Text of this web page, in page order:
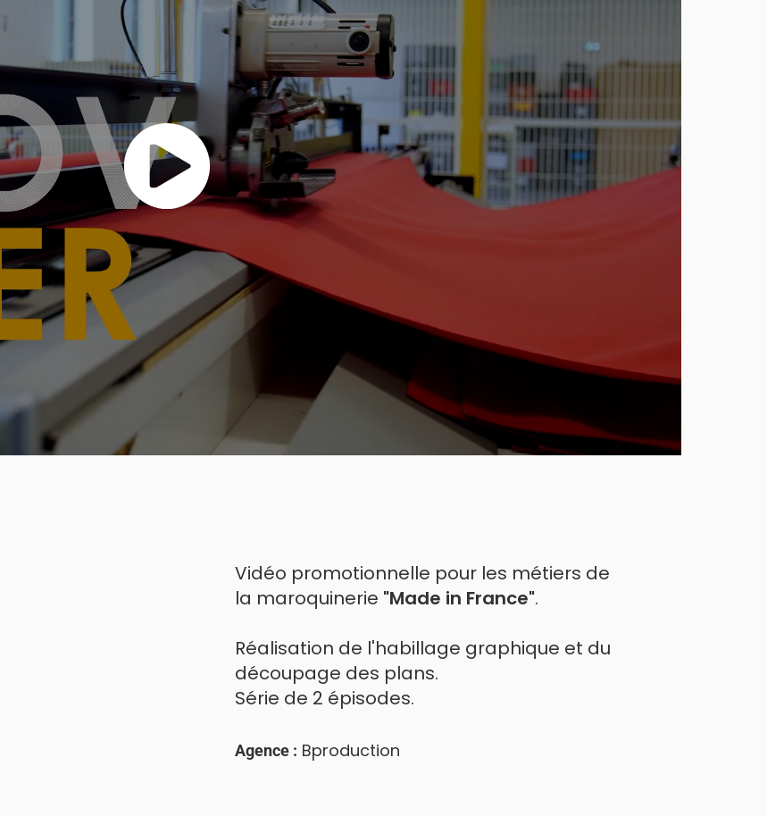
Vidéo promotionnelle pour les métiers de
la maroquinerie "Made in France".
Réalisation de l'habillage graphique et du
découpage des plans.
Série de 2 épisodes.
Agence : Bproduction